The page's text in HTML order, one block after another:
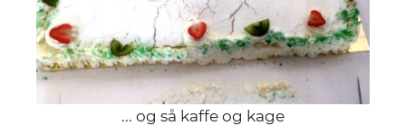
... og så kaffe og kage